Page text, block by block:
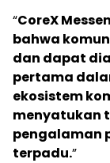
“CoreX
bahwa
dan dapat
pertama
ekosistem
menyatukan
pengalaman
terpadu.”